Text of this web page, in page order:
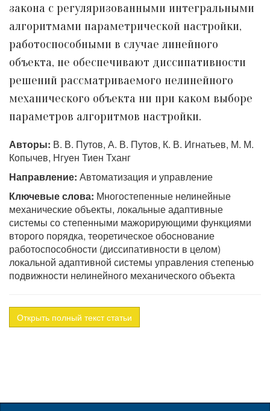
закона с регуляризованными интегральными
алгоритмами параметрической настройки,
работоспособными в случае линейного
объекта, не обеспечивают диссипативности
решений рассматриваемого нелинейного
механического объекта ни при каком выборе
параметров алгоритмов настройки.
Авторы: В. В. Путов, А. В. Путов, К. В. Игнатьев, М. М.
Копычев, Нгуен Тиен Тханг
Направление: Автоматизация и управление
Ключевые слова: Многостепенные нелинейные
механические объекты, локальные адаптивные
системы со степенными мажорирующими функциями
второго порядка, теоретическое обоснование
работоспособности (диссипативности в целом)
локальной адаптивной системы управления степенью
подвижности нелинейного механического объекта
Открыть полный текст статьи